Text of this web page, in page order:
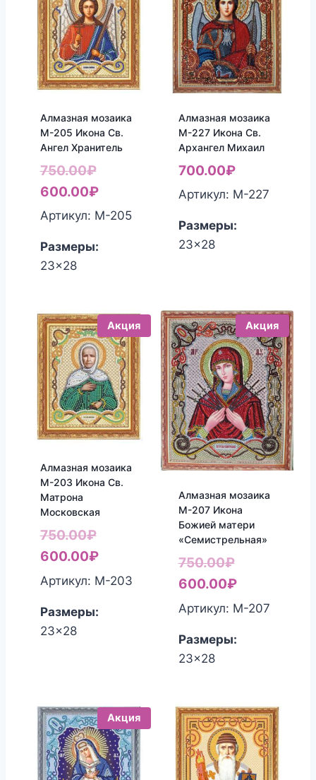
Алмазная мозаика
М-205 Икона Св.
Ангел Хранитель
750.00₽Первоначальная
цена
составляла
600.00₽Текущая
цена:
Артикул: М-205
Размеры:
23x28
Алмазная мозаика
М-227 Икона Св.
Архангел Михаил
700.00₽
Артикул: М-227
Размеры:
23x28
Акция
Алмазная мозаика
М-203 Икона Св.
Матрона
Московская
750.00₽Первоначальная
цена
составляла
600.00₽Текущая
цена:
Артикул: М-203
Размеры:
23x28
Акция
Алмазная мозаика
М-207 Икона
Божией матери
«Семистрельная»
750.00₽
цена
составляла
600.00₽Текущая
цена:
Артикул: М-207
Размеры:
23x28
Акция